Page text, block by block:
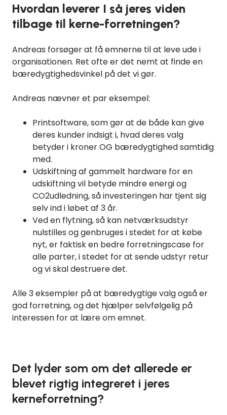
Hvordan leverer I så jeres viden
tilbage til kerne-forretningen?
Andreas forsøger at få emnerne til at leve ude i
organisationen. Ret ofte er det nemt at finde en
bæredygtighedsvinkel på det vi gør.
Andreas nævner et par eksempel:
Printsoftware, som gør at de både kan give
deres kunder indsigt i, hvad deres valg
betyder i kroner OG bæredygtighed samtidig
med.
Udskiftning af gammelt hardware for en
udskiftning vil betyde mindre energi og
CO2udledning, så investeringen har tjent sig
selv ind i løbet af 3 år.
Ved en flytning, så kan netværksudstyr
nulstilles og genbruges i stedet for at købe
nyt, er faktisk en bedre forretningscase for
alle parter, i stedet for at sende udstyr retur
og vi skal destruere det.
Alle 3 eksempler på at bæredygtige valg også er
god forretning, og det hjælper selvfølgelig på
interessen for at lære om emnet.
Det lyder som om det allerede er
blevet rigtig integreret i jeres
kerneforretning?